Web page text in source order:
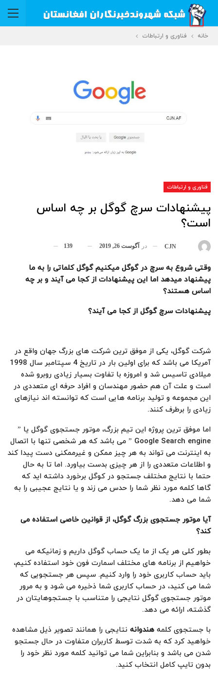
خانه فناوری و ارتباطات
فناوری و ارتباطات
پیشنهادات سرچ گوگل بر چه اساس
است؟
CJN در آگوست 26, 2019 139
وقتی شروع به سرچ در گوگل میکنیم گوگل کلماتی را به ما
پیشنهاد میدهد اما این پیشنهادات از کجا می آیند و بر چه
اساس هستند؟
پیشنهادات سرچ گوگل از کجا می آیند؟
شرکت گوگل، یکی از موفق ترین شرکت های بزرگ جهان واقع در
آمریکا می باشد که برای اولین بار در تاریخ 4 سپتامبر سال 1998
میلادی تاسیس شد و امروزه با تفاوت بسیار زیادی روبرو شده
است و علت آن هم حضور مهندسان و افراد حرفه ای متعددی در
این مجموعه و تولید برنامه هایی است که توانسته اند نیازهای
زیادی را برطرف کنند.
اما موفق ترین پروژه این تیم بزرگ، موتور جستجوی گوگل یا ”
Google Search engine ” می باشد که هر شخصی تنها با اتصال
به اینترنت می تواند به هر چیز ممکن و غیرممکنی دست پیدا کند
و اطلاعات متعددی را از هر چیزی بدست بیاورد. اما تا به حال
حتما با نتایج مختلف جستجو در کوگل برخورد داشته اید که
گاها کلمه مورد نظر شما را حدس می زند و یا نتایج عجیبی را به
شما می دهد.
آیا موتور جستجوی بزرگ گوگل، از قوانین خاصی استفاده می
کند؟
بطور کلی هر یک از ما یک حساب گوگل داریم و زمانیکه می
خواهیم از برنامه های مختلف اسمارت فون خود استفاده کنیم،
باید حساب کاربری خود را وارد کنیم. سپس هر جستجویی که
شما می کنید، در حساب کاربری شما ذخیره می شود و به مرور
موتور جستجوی گوگل نتایجی را متناسب با جستجوهایتان در
گذشته، ارائه می دهد.
با جستجوی کلمه هندوانه نتایجی را همانند تصویر ذیل مشاهده
خواهید کرد که به شدت توسط کاربران متفاوت در حال جستجو
شدن می باشد و بنابراین شما می توانید کلمه مورد نظر خود را
بدون تایپ کامل انتخاب کنید.